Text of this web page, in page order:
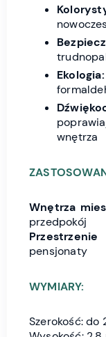
Ekologia:
wnętrza
Wnętrza
przedpokój
pensjonaty
WYMIARY:
Szerokość: do